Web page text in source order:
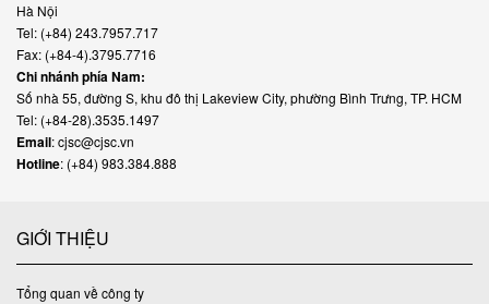
Hà Nội
Tel: (+84) 243.7957.717
Fax: (+84-4).3795.7716
Chi nhánh phía Nam:
Số nhà 55, đường S, khu đô thị Lakeview City, phường Bình Trưng, TP. HCM
Tel: (+84-28).3535.1497
Email: cjsc@cjsc.vn
Hotline: (+84) 983.384.888
GIỚI THIỆU
Tổng quan về công ty